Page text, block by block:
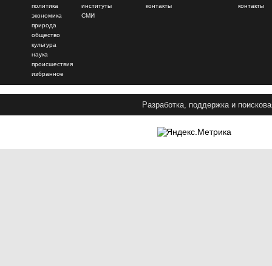
политика
экономика
природа
общество
культура
наука
происшествия
избранное
институты
СМИ
контакты
контакты
Разработка, поддержка и